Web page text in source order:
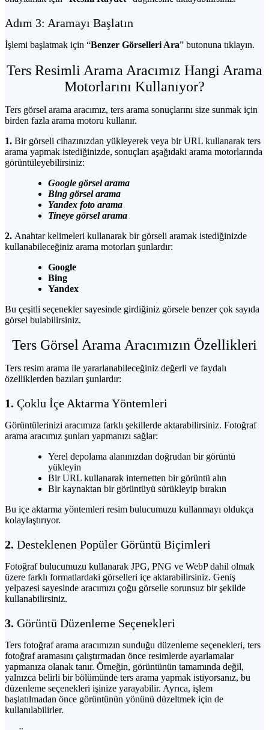
Adım 3: Aramayı Başlatın
İşlemi başlatmak için “Benzer Görselleri Ara” butonuna tıklayın.
Ters Resimli Arama Aracımız Hangi Arama
Motorlarını Kullanıyor?
Ters görsel arama aracımız, ters arama sonuçlarını size sunmak için
birden fazla arama motoru kullanır.
1. Bir görseli cihazınızdan yükleyerek veya bir URL kullanarak ters
arama yapmak istediğinizde, sonuçları aşağıdaki arama motorlarında
görüntüleyebilirsiniz:
Google görsel arama
Bing görsel arama
Yandex foto arama
Tineye görsel arama
2. Anahtar kelimeleri kullanarak bir görseli aramak istediğinizde
kullanabileceğiniz arama motorları şunlardır:
Google
Bing
Yandex
Bu çeşitli seçenekler sayesinde girdiğiniz görsele benzer çok sayıda
görsel bulabilirsiniz.
Ters Görsel Arama Aracımızın Özellikleri
Ters resim arama ile yararlanabileceğiniz değerli ve faydalı
özelliklerden bazıları şunlardır:
1. Çoklu İçe Aktarma Yöntemleri
Görüntülerinizi aracımıza farklı şekillerde aktarabilirsiniz. Fotoğraf
arama aracımız şunları yapmanızı sağlar:
Yerel depolama alanınızdan doğrudan bir görüntü
yükleyin
Bir URL kullanarak internetten bir görüntü alın
Bir kaynaktan bir görüntüyü sürükleyip bırakın
Bu içe aktarma yöntemleri resim bulucumuzu kullanmayı oldukça
kolaylaştırıyor.
2. Desteklenen Popüler Görüntü Biçimleri
Fotoğraf bulucumuzu kullanarak JPG, PNG ve WebP dahil olmak
üzere farklı formatlardaki görselleri içe aktarabilirsiniz. Geniş
yelpazesi sayesinde aracımızı çoğu görselle sorunsuz bir şekilde
kullanabilirsiniz.
3. Görüntü Düzenleme Seçenekleri
Ters fotoğraf arama aracımızın sunduğu düzenleme seçenekleri, ters
fotoğraf aramasını çalıştırmadan önce resimlerde ayarlamalar
yapmanıza olanak tanır. Örneğin, görüntünün tamamında değil,
yalnızca belirli bir bölümünde ters arama yapmak istiyorsanız, bu
düzenleme seçenekleri işinize yarayabilir. Ayrıca, işlem
başlatılmadan önce görüntünün yönünü düzeltmek için de
kullanılabilirler.